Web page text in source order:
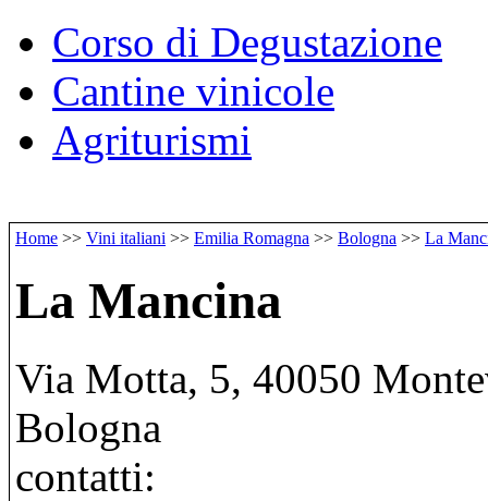
Corso di Degustazione
Cantine vinicole
Agriturismi
Home >> Vini italiani >> Emilia Romagna >> Bologna >> La
La Mancina
Via Motta, 5, 40050
Bologna
contatti: